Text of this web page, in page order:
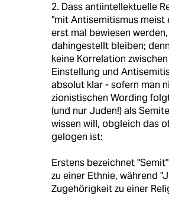
2. Dass antiintellektuelle
"mit Antisemitismus meist
erst mal bewiesen
dahingestellt bleiben;
keine Korrelation
Einstellung und
absolut klar - sofern man
zionistischen Wording
(und nur Juden!) als
wissen will, obgleich das
gelogen ist:
Erstens bezeichnet
zu einer Ethnie, während
Zugehörigkeit zu einer